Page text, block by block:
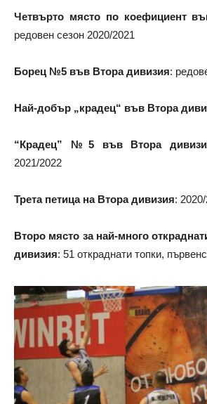
Четвърто място по коефициент
редовен сезон 2020/2021
Борец №5 във Втора дивизия:
Най-добър „крадец“ във Втора
“Крадец” №5 във Втора
2021/2022
Трета петица на Втора дивизия:
Второ място за най-много
дивизия: 51 откраднати топки,